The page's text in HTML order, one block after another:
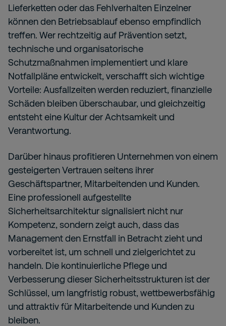
Lieferketten oder das Fehlverhalten Einzelner
können den Betriebsablauf ebenso empfindlich
treffen. Wer rechtzeitig auf Prävention setzt,
technische und organisatorische
Schutzmaßnahmen implementiert und klare
Notfallpläne entwickelt, verschafft sich wichtige
Vorteile: Ausfallzeiten werden reduziert, finanzielle
Schäden bleiben überschaubar, und gleichzeitig
entsteht eine Kultur der Achtsamkeit und
Verantwortung.
Darüber hinaus profitieren Unternehmen von einem
gesteigerten Vertrauen seitens ihrer
Geschäftspartner, Mitarbeitenden und Kunden.
Eine professionell aufgestellte
Sicherheitsarchitektur signalisiert nicht nur
Kompetenz, sondern zeigt auch, dass das
Management den Ernstfall in Betracht zieht und
vorbereitet ist, um schnell und zielgerichtet zu
handeln. Die kontinuierliche Pflege und
Verbesserung dieser Sicherheitsstrukturen ist der
Schlüssel, um langfristig robust, wettbewerbsfähig
und attraktiv für Mitarbeitende und Kunden zu
bleiben.